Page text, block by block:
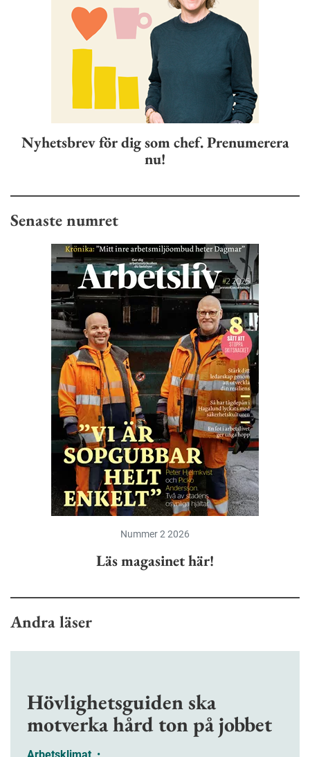
Nyhetsbrev för dig som chef. Prenumerera
nu!
Senaste numret
Nummer 2 2026
Läs magasinet här!
Andra läser
Hövlighetsguiden ska
motverka hård ton på jobbet